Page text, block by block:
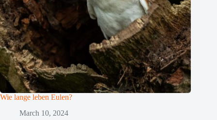
Wie lange leben Eulen?
March 10, 2024